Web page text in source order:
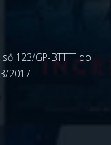
123/GP-BTTTT do
2017